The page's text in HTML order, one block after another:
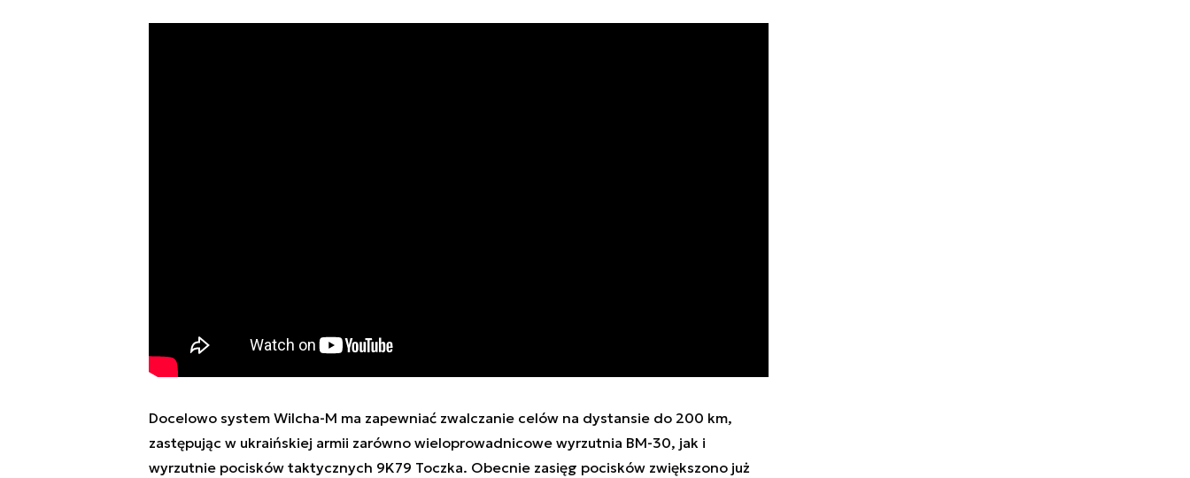
Docelowo system Wilcha-M ma zapewniać zwalczanie celów na dystansie do 200 km,
zastępując w ukraińskiej armii zarówno wieloprowadnicowe wyrzutnia BM-30, jak i
wyrzutnie pocisków taktycznych 9K79 Toczka. Obecnie zasięg pocisków zwiększono już